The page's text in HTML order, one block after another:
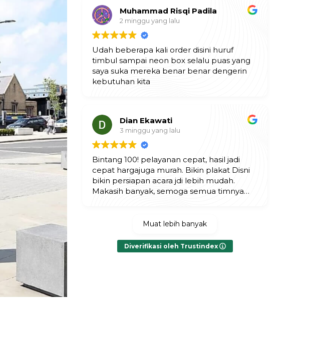
Muhammad Risqi Padila
2 minggu yang lalu
Udah beberapa kali order disini huruf
timbul sampai neon box selalu puas yang
saya suka mereka benar benar dengerin
kebutuhan kita
Dian Ekawati
3 minggu yang lalu
Bintang 100! pelayanan cepat, hasil jadi
cepat hargajuga murah. Bikin plakat Disni
bikin persiapan acara jdi lebih mudah.
Makasih banyak, semoga semua timnya
Muat lebih banyak
Diverifikasi oleh Trustindex